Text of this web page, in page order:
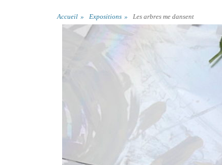
Second Menu
AllerAccueil » Expositions » Les arbres me dansent